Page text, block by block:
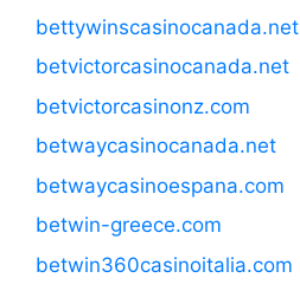
bettywinscasinocanada.net
betvictorcasinocanada.net
betvictorcasinonz.com
betwaycasinocanada.net
betwaycasinoespana.com
betwin-greece.com
betwin360casinoitalia.com